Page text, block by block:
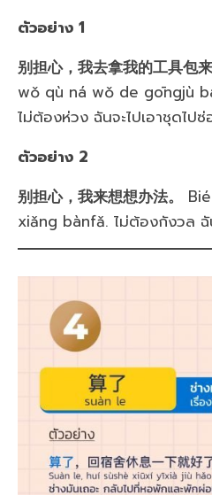
ตัวอย่าง 1
别担心，我去拿我的工具包来
wǒ qù ná wǒ de gōngjù
ไม่ต้องห่วง ฉันจะไปเอาชุดไปซ่
ตัวอย่าง 2
别担心，我来想想办法。
xiǎng bànfǎ. ไม่ต้องกังวล